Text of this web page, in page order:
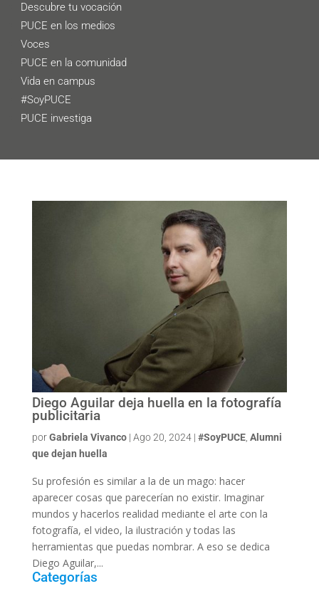
Descubre tu vocación
PUCE en los medios
Voces
PUCE en la comunidad
Vida en campus
#SoyPUCE
PUCE investiga
Diego Aguilar deja huella en la fotografía
publicitaria
porGabriela Vivanco| Ago 20, 2024| #SoyPUCE, Alumni
que dejan huella
Su profesión es similar a la de un mago: hacer
aparecer cosas que parecerían no existir. Imaginar
mundos y hacerlos realidad mediante el arte con la
fotografía, el video, la ilustración y todas las
herramientas que puedas nombrar. A eso se dedica
Diego Aguilar,...
Categorías